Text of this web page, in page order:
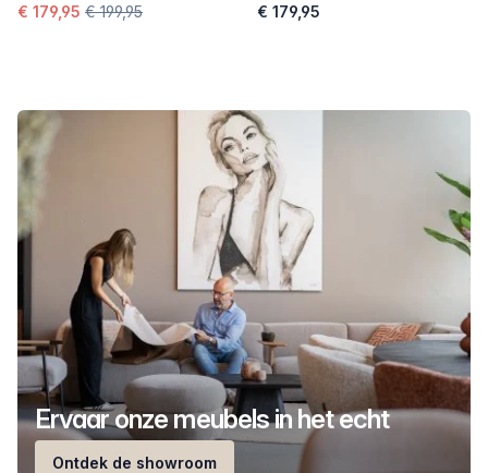
€ 179,95 € 199,95 € 179,95
Ervaar onze meubels in het echt
Ontdek de showroom